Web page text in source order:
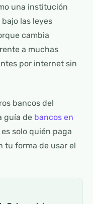
una institución
las leyes
cambia
a muchas
por internet sin
bancos del
guía de bancos en
solo quién paga
tu forma de usar el